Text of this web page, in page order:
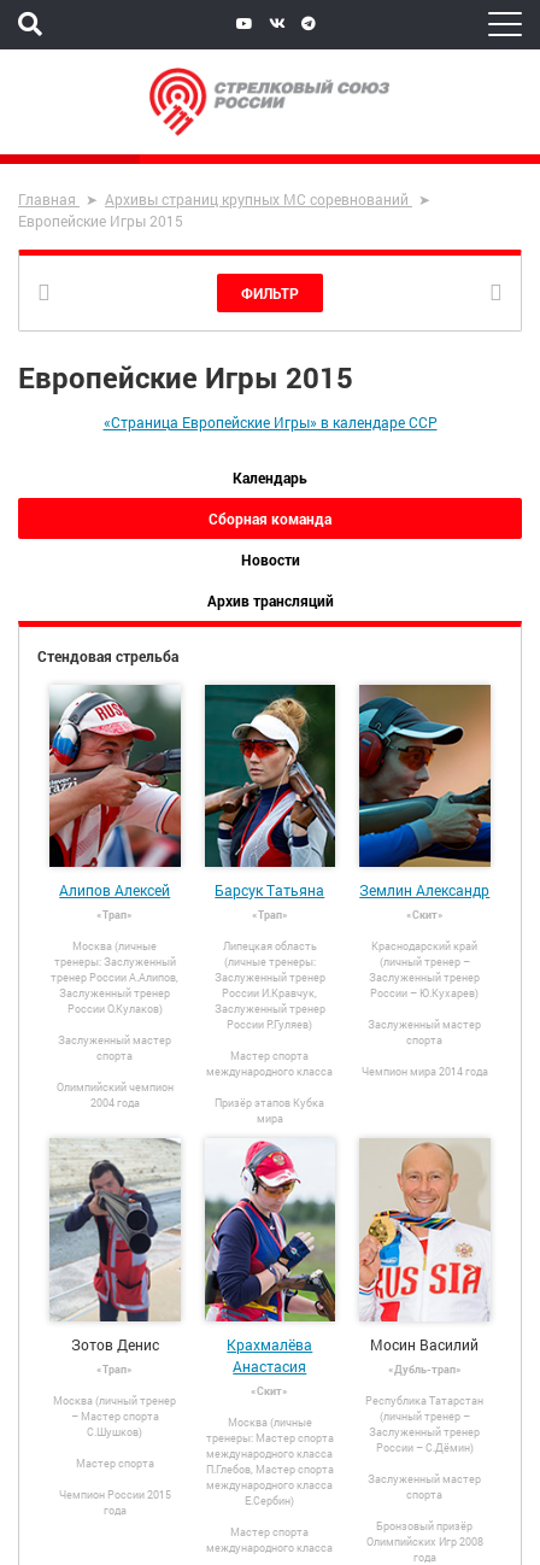
Главная
Архивы страниц крупных МС соревнований
Европейские Игры 2015
ФИЛЬТР
Европейские Игры 2015
«Страница Европейские Игры» в календаре ССР
Календарь
Сборная команда
Новости
Архив трансляций
Стендовая стрельба
Алипов Алексей
«Трап»
Москва (личные
тренеры: Заслуженный
тренер России А.Алипов,
Заслуженный тренер
России О.Кулаков)
Заслуженный мастер
спорта
Олимпийский чемпион
2004 года
Барсук Татьяна
«Трап»
Липецкая область
(личные тренеры:
Заслуженный тренер
России И.Кравчук,
Заслуженный тренер
России Р.Гуляев)
Мастер спорта
международного класса
Призёр этапов Кубка
мира
Землин Александр
«Скит»
Краснодарский край
(личный тренер –
Заслуженный тренер
России – Ю.Кухарев)
Заслуженный мастер
спорта
Чемпион мира 2014 года
Зотов Денис
«Трап»
Москва (личный тренер
– Мастер спорта
С.Шушков)
Мастер спорта
Чемпион России 2015
года
Крахмалёва
Анастасия
«Скит»
Москва (личные
тренеры: Мастер спорта
международного класса
П.Глебов, Мастер спорта
международного класса
Е.Сербин)
Мастер спорта
международного класса
Мосин Василий
«Дубль-трап»
Республика Татарстан
(личный тренер –
Заслуженный тренер
России – С.Дёмин)
Заслуженный мастер
спорта
Бронзовый призёр
Олимпийских Игр 2008
года